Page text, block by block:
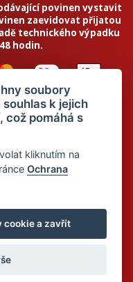
povinen vystavit
zaevidovat přijatou
technického výpadku
hodin.
pro zdravé hubnutí
soubory
k jejich
což pomáhá s
kliknutím na
Ochrana
cookie a zavřít